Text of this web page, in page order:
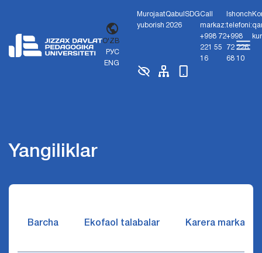
O'ZB
РУС
ENG
Murojaat
yuborish
Qabul
2026
SDGCall
markaz:
+998 72
221 55
16
Ishonch
telefoni:
+998
72 226
68 10
Yangiliklar
Barcha Ekofaol talabalar Karera markazi